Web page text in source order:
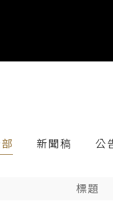
新聞稿 公
標題